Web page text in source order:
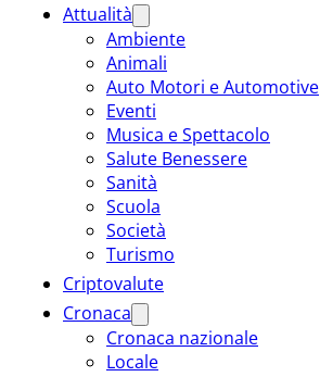
Attualità
Ambiente
Animali
Auto Motori e Automotive
Eventi
Musica e Spettacolo
Salute Benessere
Sanità
Scuola
Società
Turismo
Criptovalute
Cronaca
Cronaca nazionale
Locale